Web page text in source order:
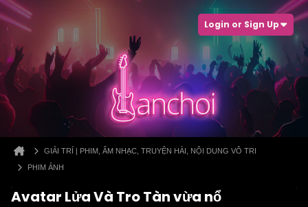
Login or Sign Up
GIẢI TRÍ | PHIM, ÂM NHẠC, TRUYỆN HÀI, NỘI DUNG VÔ TRI
PHIM ẢNH
Avatar Lửa Và Tro Tàn vừa nổ